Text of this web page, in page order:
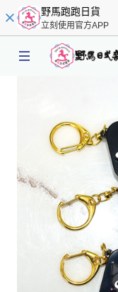
野馬跑跑日貨
立刻使用官方APP